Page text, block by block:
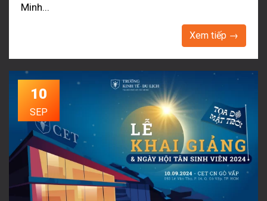
Minh...
Xem tiếp →
10
SEP